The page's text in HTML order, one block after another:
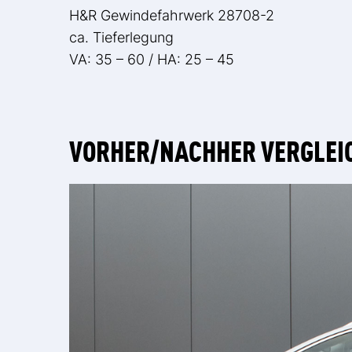
H&R Gewindefahrwerk 28708-2
ca. Tieferlegung
VA: 35 – 60 / HA: 25 – 45
VORHER/NACHHER